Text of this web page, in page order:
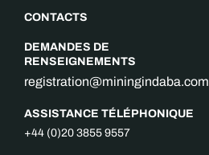
CONTACTS
DEMANDES DE
RENSEIGNEMENTS
registration@miningindaba.com
ASSISTANCE TÉLÉPHONIQUE
+44 (0)20 3855 9557